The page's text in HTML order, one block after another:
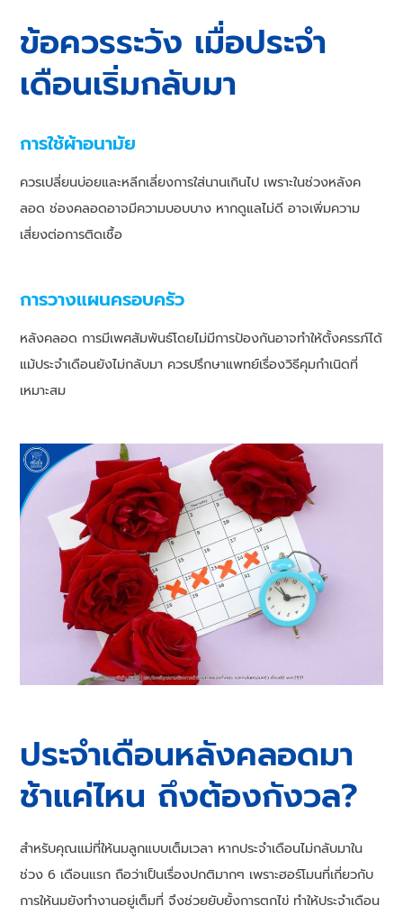
ข้อควรระวัง เมื่อประจำ
เดือนเริ่มกลับมา
การใช้ผ้าอนามัย
ควรเปลี่ยนบ่อยและหลีกเลี่ยงการใส่นานเกินไป เพราะในช่วงหลังค
ลอด ช่องคลอดอาจมีความบอบบาง หากดูแลไม่ดี อาจเพิ่มความ
เสี่ยงต่อการติดเชื้อ
การวางแผนครอบครัว
หลังคลอด การมีเพศสัมพันธ์โดยไม่มีการป้องกันอาจทำให้ตั้งครรภ์ได้
แม้ประจำเดือนยังไม่กลับมา ควรปรึกษาแพทย์เรื่องวิธีคุมกำเนิดที่
เหมาะสม
ประจำเดือนหลังคลอดมา
ช้าแค่ไหน ถึงต้องกังวล?
สำหรับคุณแม่ที่ให้นมลูกแบบเต็มเวลา หากประจำเดือนไม่กลับมาใน
ช่วง 6 เดือนแรก ถือว่าเป็นเรื่องปกติมากๆ เพราะฮอร์โมนที่เกี่ยวกับ
การให้นมยังทำงานอยู่เต็มที่ จึงช่วยยับยั้งการตกไข่ ทำให้ประจำเดือน